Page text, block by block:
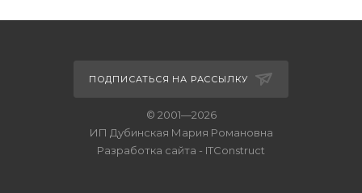
ПОДПИСАТЬСЯ НА РАССЫЛКУ
© 2001—2026
ИП Дубинская Мария Романовна
Разработка сайта - ITConstruct